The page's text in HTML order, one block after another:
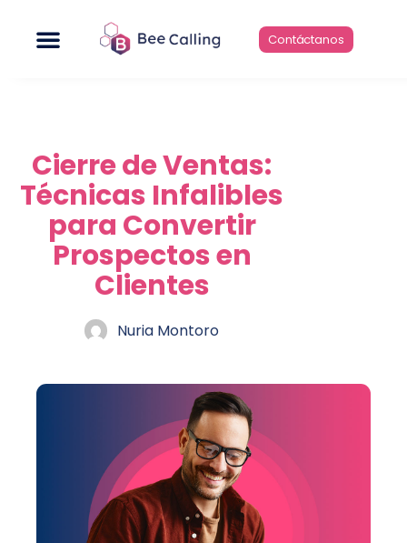
contenido
Menú Contáctanos
Cierre de Ventas:
Técnicas Infalibles
para Convertir
Prospectos en
Clientes
Nuria Montoro